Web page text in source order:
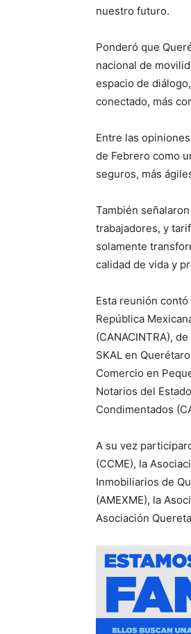
nuestro futuro.
Ponderó que
nacional de
espacio de
conectado, más
Entre las
de Febrero como
seguros, más
También
trabajadores, y
solamente
calidad de vida y
Esta reunión
República
(CANACINTRA),
SKAL en
Comercio en
Notarios del
Condimentados
A su vez
(CCME), la
Inmobiliarios de
(AMEXME), la
Asociación